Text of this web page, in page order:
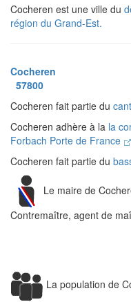
Cocheren est une ville du
région du Grand-Est.
Cocheren
57800
Cocheren fait partie du
Cocheren adhère à la la
Forbach Porte de France
Cocheren fait partie du
Le maire de
Contremaître, agent de
La population de